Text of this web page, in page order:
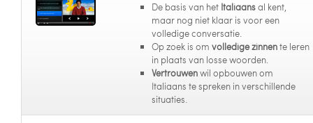
De basis van het Italiaansal kent,
maar nog niet klaar is voor een
volledige conversatie.
Op zoek is om volledige zinnente leren
in plaats van losse woorden.
Vertrouwenwil opbouwen om
Italiaans te spreken in verschillende
situaties.